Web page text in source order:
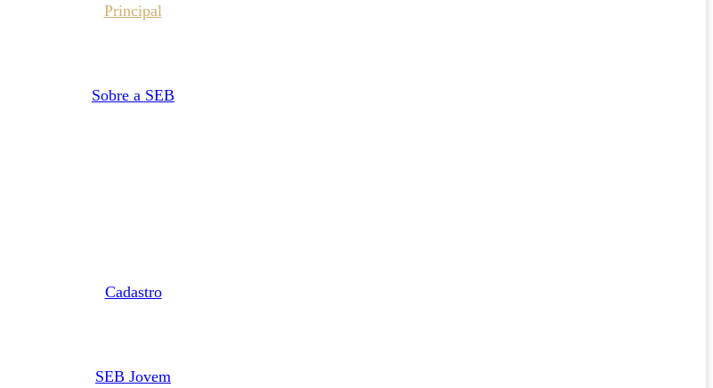
Principal
Sobre a SEB
Cadastro
SEB Jovem